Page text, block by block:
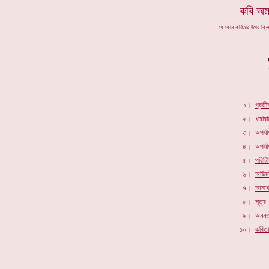
কবি
যে কোন কবিতার উপর
সূত্র
কবিতা
১।
২।
৩।
৪।
৫।
৬।
৭।
৮।
৯।
১০।